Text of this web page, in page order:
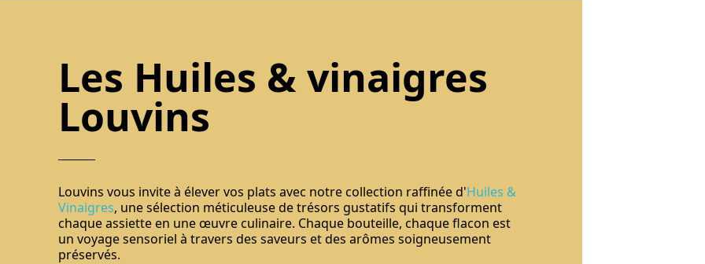
Les Huiles & vinaigres
Louvins
Louvins vous invite à élever vos plats avec notre collection raffinée d'Huiles &
Vinaigres, une sélection méticuleuse de trésors gustatifs qui transforment
chaque assiette en une œuvre culinaire. Chaque bouteille, chaque flacon est
un voyage sensoriel à travers des saveurs et des arômes soigneusement
préservés.